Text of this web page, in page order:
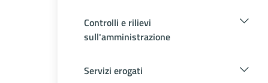
Controlli e rilievi
sull'amministrazione
Servizi erogati